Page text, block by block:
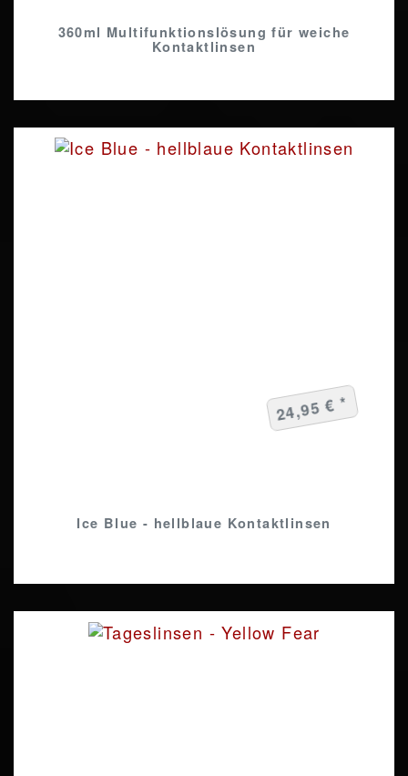
360ml Multifunktionslösung für weiche
Kontaktlinsen
Ice Blue - hellblaue Kontaktlinsen
24,95 € *